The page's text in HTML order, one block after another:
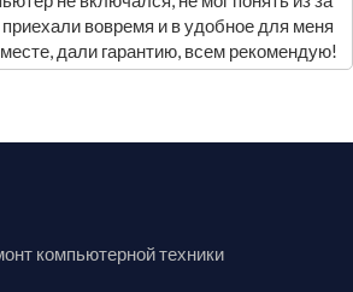
вовремя и в удобное для меня
дали гарантию, всем рекомендую!
компьютерной техники